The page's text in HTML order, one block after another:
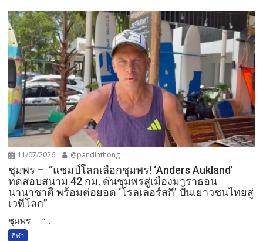
11/07/2026 @pandinthong
ชุมพร – “แชมป์โลกเลือกชุมพร! ‘Anders Aukland’
ทดสอบสนาม 42 กม. ดันชุมพรสู่เมืองมาราธอน
นานาชาติ พร้อมต่อยอด ‘โรลเลอร์สกี’ ปั้นเยาวชนไทยสู่
เวทีโลก”
ชุมพร – “...
กีฬา